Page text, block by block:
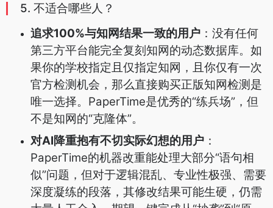
5. 不适合哪些人？
追求100%与知网结果一致的用户 ：没有任何
第三方平台能完全复刻知网的动态数据库。如
果你的学校指定且仅指定知网，且你仅有一次
官方检测机会，那么直接购买正版知网检测是
唯一选择。PaperTime是优秀的“练兵场”，但
不是知网的“克隆体”。
对AI降重抱有不切实际幻想的用户 ：
PaperTime的机器改重能处理大部分“语句相
似”问题，但对于逻辑混乱、专业性极强、需要
深度凝练的段落，其修改结果可能生硬，仍需